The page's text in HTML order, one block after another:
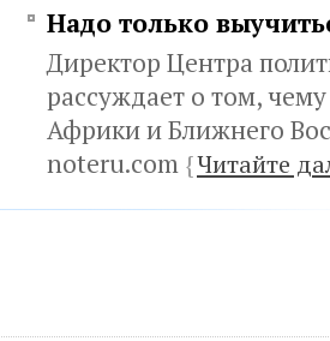
Надо только
Директор Центра
рассуждает о том,
Африки и Ближнего
noteru.com {Читайте